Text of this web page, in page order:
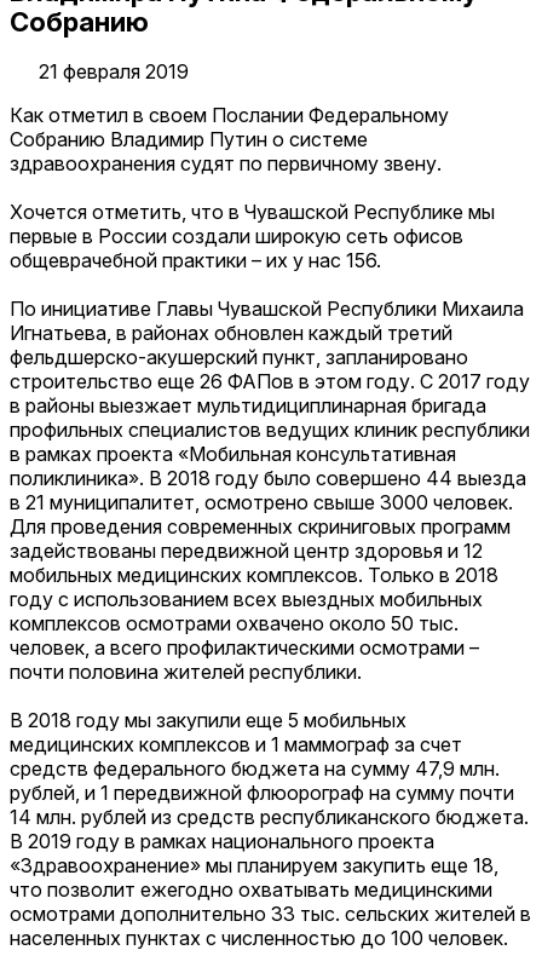
Собранию
21 февраля 2019
Как отметил в своем Послании Федеральному
Собранию Владимир Путин о системе
здравоохранения судят по первичному звену.
Хочется отметить, что в Чувашской Республике мы
первые в России создали широкую сеть офисов
общеврачебной практики – их у нас 156.
По инициативе Главы Чувашской Республики Михаила
Игнатьева, в районах обновлен каждый третий
фельдшерско-акушерский пункт, запланировано
строительство еще 26 ФАПов в этом году. С 2017 году
в районы выезжает мультидициплинарная бригада
профильных специалистов ведущих клиник республики
в рамках проекта «Мобильная консультативная
поликлиника». В 2018 году было совершено 44 выезда
в 21 муниципалитет, осмотрено свыше 3000 человек.
Для проведения современных скриниговых программ
задействованы передвижной центр здоровья и 12
мобильных медицинских комплексов. Только в 2018
году с использованием всех выездных мобильных
комплексов осмотрами охвачено около 50 тыс.
человек, а всего профилактическими осмотрами –
почти половина жителей республики.
В 2018 году мы закупили еще 5 мобильных
медицинских комплексов и 1 маммограф за счет
средств федерального бюджета на сумму 47,9 млн.
рублей, и 1 передвижной флюорограф на сумму почти
14 млн. рублей из средств республиканского бюджета.
В 2019 году в рамках национального проекта
«Здравоохранение» мы планируем закупить еще 18,
что позволит ежегодно охватывать медицинскими
осмотрами дополнительно 33 тыс. сельских жителей в
населенных пунктах с численностью до 100 человек.